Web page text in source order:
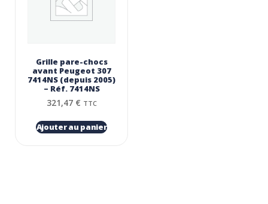
Grille pare-chocs
avant Peugeot 307
7414NS (depuis 2005)
– Réf. 7414NS
321,47 € TTC
Ajouter au panier